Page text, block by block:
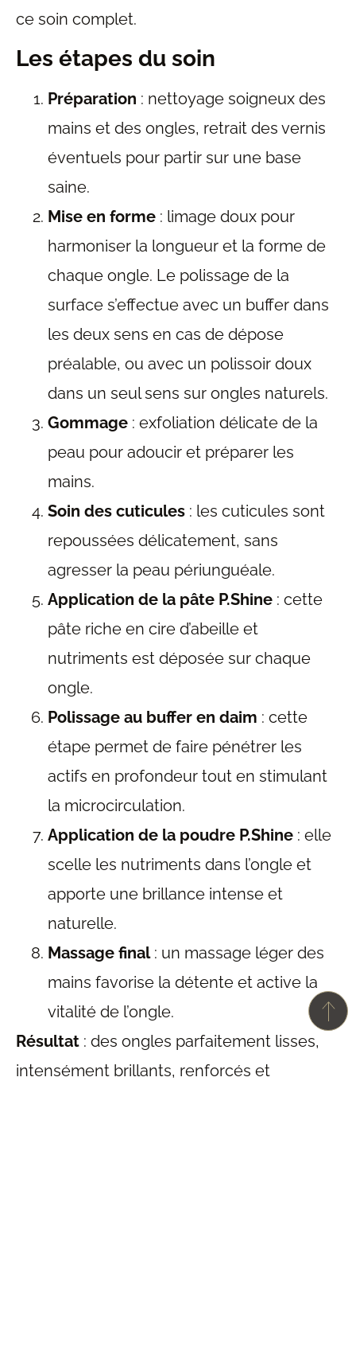
ce soin complet.
Les étapes du soin
Préparation : nettoyage soigneux des
mains et des ongles, retrait des vernis
éventuels pour partir sur une base
saine.
Mise en forme : limage doux pour
harmoniser la longueur et la forme de
chaque ongle. Le polissage de la
surface s’effectue avec un buffer dans
les deux sens en cas de dépose
préalable, ou avec un polissoir doux
dans un seul sens sur ongles naturels.
Gommage : exfoliation délicate de la
peau pour adoucir et préparer les
mains.
Soin des cuticules : les cuticules sont
repoussées délicatement, sans
agresser la peau périunguéale.
Application de la pâte P.Shine : cette
pâte riche en cire d’abeille et
nutriments est déposée sur chaque
ongle.
Polissage au buffer en daim : cette
étape permet de faire pénétrer les
actifs en profondeur tout en stimulant
la microcirculation.
Application de la poudre P.Shine : elle
scelle les nutriments dans l’ongle et
apporte une brillance intense et
naturelle.
Massage final: un massage léger des
mains favorise la détente et active la
vitalité de l’ongle.
Résultat : des ongles parfaitement lisses,
intensément brillants, renforcés et